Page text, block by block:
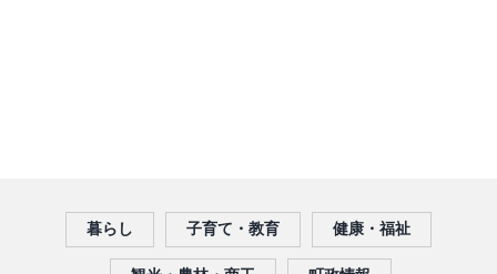
暮らし 子育て・教育 健康・福祉